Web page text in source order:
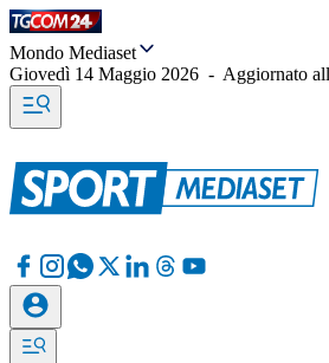
Mondo Mediaset
Giovedì 14 Maggio 2026 - Aggiornato